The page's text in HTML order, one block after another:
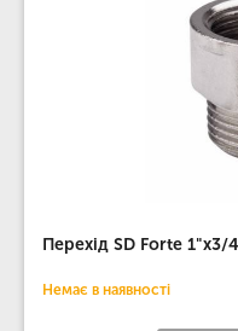
Перехід SD Forte
Немає в наявності